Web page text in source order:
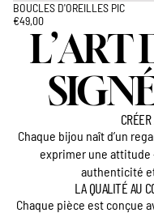
BOUCLES D'OREILLES PIC
€49,00
L’ART
Chaque bijou naît d’un
exprimer une
authenticité
LA QUALITÉ AU
Chaque pièce est conçue